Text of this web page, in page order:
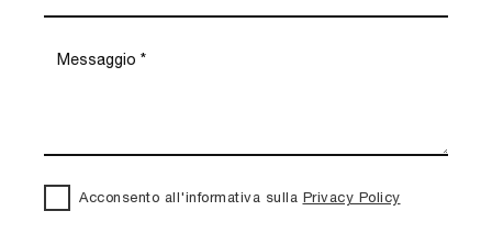
Acconsento all'informativa sulla Privacy Policy